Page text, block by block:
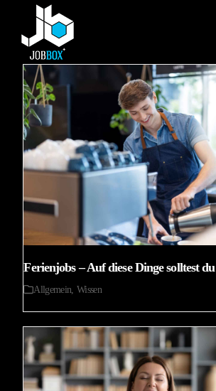
content
Open
mobile
menu
Close
mobile
menu
Ferienjobs – Auf diese Dinge solltest
Allgemein,Wissen